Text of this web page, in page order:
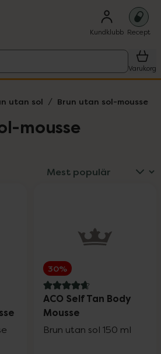
Kundklubb Recept
Varukorg
utan sol Brun utan sol-mousse
mousse
30%
4.8 av 5 i omdöme
ACO Self Tan Body
Mousse
Brun utan sol 150 ml